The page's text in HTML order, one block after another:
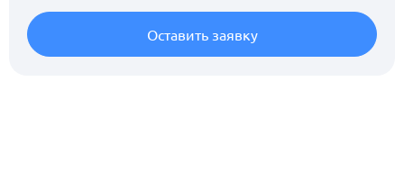
Оставить заявку